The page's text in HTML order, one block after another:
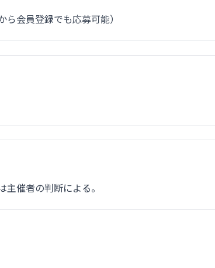
会員登録でも応募可能）
催者の判断による。